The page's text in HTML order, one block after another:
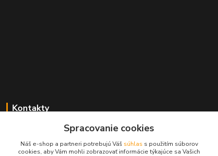
Kontakty
+421 2 529 67 411
(Po - Pia: 10:00 - 17:30)
Spracovanie cookies
Náš e-shop a partneri potrebujú Váš súhlas s použitím súborov
cookies, aby Vám mohli zobrazovať informácie týkajúce sa Vašich